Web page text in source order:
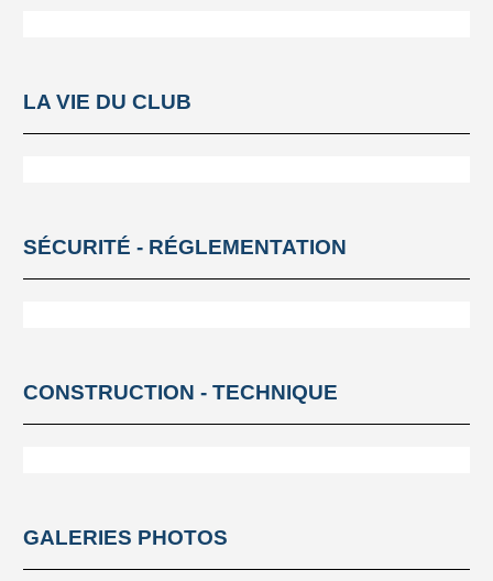
LA VIE DU CLUB
SÉCURITÉ - RÉGLEMENTATION
CONSTRUCTION - TECHNIQUE
GALERIES PHOTOS